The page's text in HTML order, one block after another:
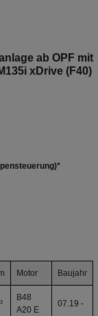
ab OPF mit
xDrive (F40)
Motor Baujahr
B48
A20 E
07.19 -